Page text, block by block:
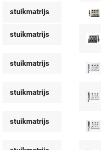
stuikmatrijs
stuikmatrijs
stuikmatrijs
stuikmatrijs
stuikmatrijs